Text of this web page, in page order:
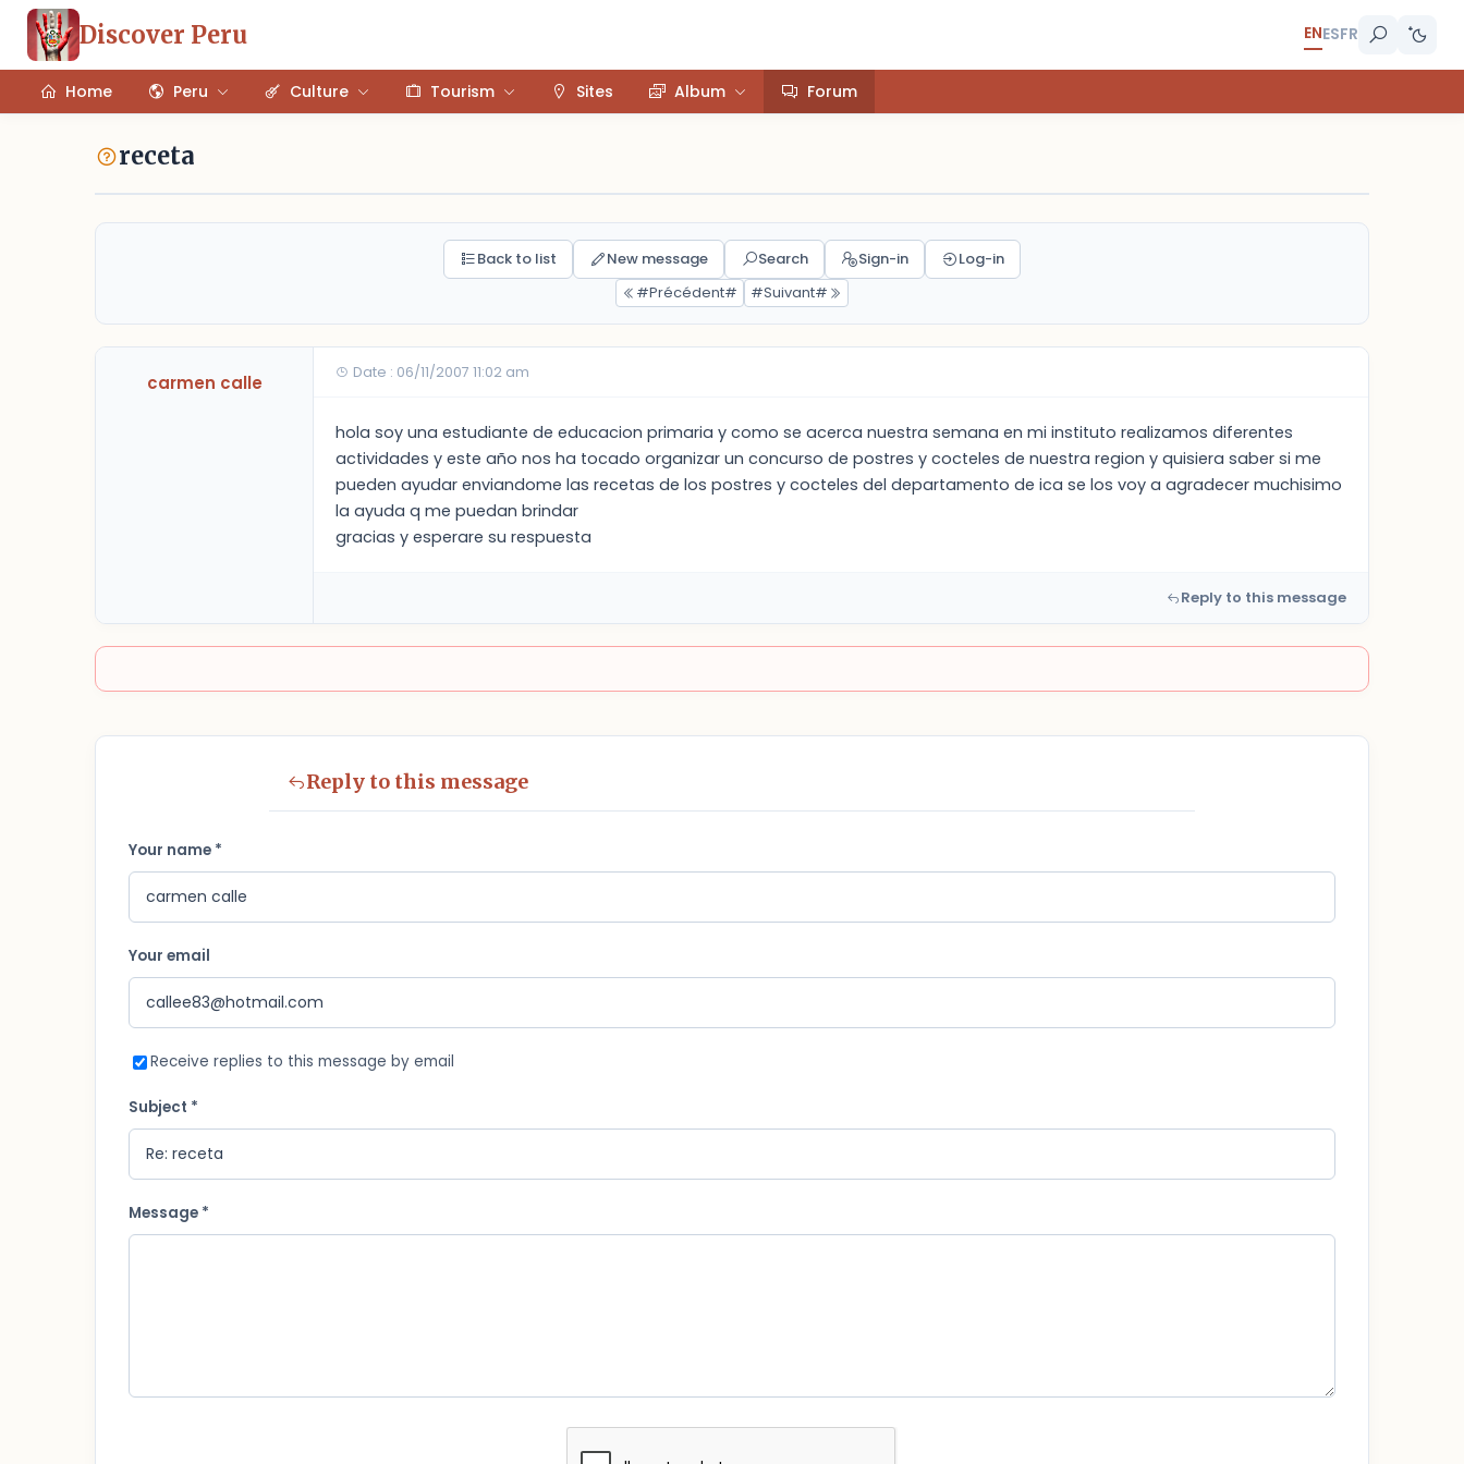
Discover Peru ENESFR
Home Peru Culture Tourism Sites Album Forum
receta
Back to list New message Search Sign-in
Log-in
#Précédent#
#Suivant#
carmen calle Date : 06/11/2007 11:02 am
hola soy una estudiante de educacion primaria y como se acerca nuestra semana en mi instituto realizamos diferentes
actividades y este año nos ha tocado organizar un concurso de postres y cocteles de nuestra region y quisiera saber si me
pueden ayudar enviandome las recetas de los postres y cocteles del departamento de ica se los voy a agradecer muchisimo
la ayuda q me puedan brindar
gracias y esperare su respuesta
Reply to this message
Reply to this message
Your name *
Your email
Receive replies to this message by email
Subject *
Message *